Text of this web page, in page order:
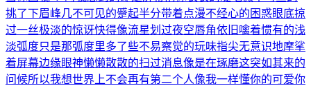
挑了下眉峰几不可见的蹙起半分带着点漫不经心的困惑眼底掠
过一丝极淡的惊讶快得像流星划过夜空唇角依旧噙着惯有的浅
淡弧度只是那弧度里多了些不易察觉的玩味指尖无意识地摩挲
着屏幕边缘眼神懒懒散散的扫过消息像是在琢磨这突如其来的
问候所以我想世界上不会再有第二个人像我一样懂你的可爱你